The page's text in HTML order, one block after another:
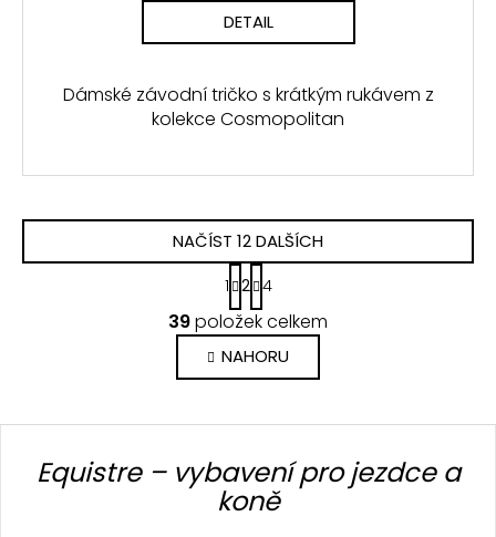
DETAIL
Dámské závodní tričko s krátkým rukávem z
kolekce Cosmopolitan
O
v
l
á
a
í
p
NAČÍST 12 DALŠÍCH
S
t
r
á
n
k
v
n
í
1 2 4
39položek celkem
NAHORU
Equistre – vybavení pro jezdce a
koně